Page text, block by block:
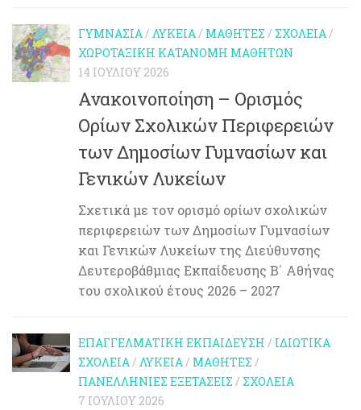
ΓΥΜΝΆΣΙΑ / ΛΎΚΕΙΑ / ΜΑΘΗΤΈΣ / ΣΧΟΛΕΊΑ /
ΧΩΡΟΤΑΞΙΚΉ ΚΑΤΑΝΟΜΉ ΜΑΘΗΤΏΝ
14 ΙΟΥΛΊΟΥ 2026
Ανακοινοποίηση – Ορισμός
Ορίων Σχολικών Περιφερειών
των Δημοσίων Γυμνασίων και
Γενικών Λυκείων
Σχετικά με τον ορισμό ορίων σχολικών
περιφερειών των Δημοσίων Γυμνασίων
και Γενικών Λυκείων της Διεύθυνσης
Δευτεροβάθμιας Εκπαίδευσης Β΄ Αθήνας
του σχολικού έτους 2026 – 2027
ΕΠΑΓΓΕΛΜΑΤΙΚΉ ΕΚΠΑΊΔΕΥΣΗ / ΙΔΙΩΤΙΚΆ
ΣΧΟΛΕΊΑ / ΛΎΚΕΙΑ / ΜΑΘΗΤΈΣ /
ΠΑΝΕΛΛΉΝΙΕΣ ΕΞΕΤΆΣΕΙΣ / ΣΧΟΛΕΊΑ
7 ΙΟΥΛΊΟΥ 2026